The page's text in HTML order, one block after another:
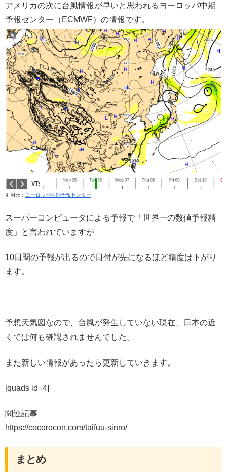
アメリカの次に台風情報が早いと思われるヨーロッパ中期
予報センター（ECMWF）の情報です。
引用元： ヨーロッパ中期予報センター
スーパーコンピュータによる予報で「世界一の数値予報精
度」と言われていますが
10日間の予報が出るので日付が先になるほど精度は下がり
ます。
予想天気図なので、台風が発生していない現在、日本の近
くでは何も確認されませんでした。
また新しい情報があったら更新していきます。
[quads id=4]
関連記事
https://cocorocon.com/taifuu-sinro/
まとめ